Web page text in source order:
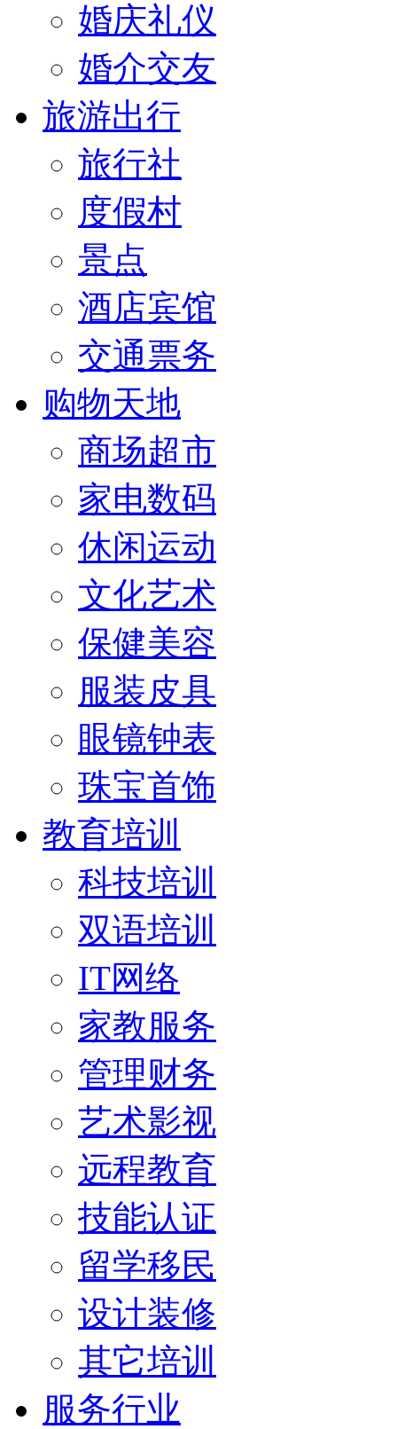
婚庆礼仪
婚介交友
旅游出行
旅行社
度假村
景点
酒店宾馆
交通票务
购物天地
商场超市
家电数码
休闲运动
文化艺术
保健美容
服装皮具
眼镜钟表
珠宝首饰
教育培训
科技培训
双语培训
IT网络
家教服务
管理财务
艺术影视
远程教育
技能认证
留学移民
设计装修
其它培训
服务行业